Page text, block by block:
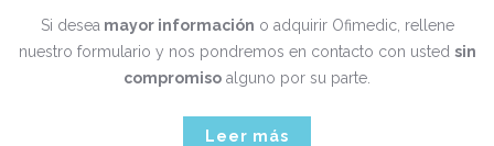
Si desea mayor información o adquirir Ofimedic, rellene
nuestro formulario y nos pondremos en contacto con usted sin
compromiso alguno por su parte.
Leer más